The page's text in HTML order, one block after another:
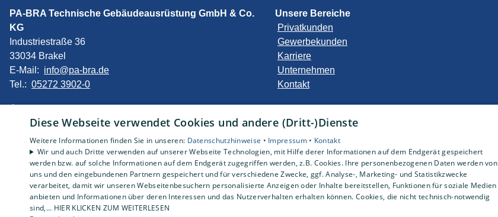
PA-BRA Technische Gebäudeausrüstung GmbH & Co.
KG
Industriestraße 36
33034 Brakel
E-Mail: info@pa-bra.de
Tel.: 05272 3902-0
Impressum
Datenschutzerklärung
AGB
Barrierefreiheitserklärung
Unsere Bereiche
Privatkunden
Gewerbekunden
Karriere
Unternehmen
Kontakt
Diese Webseite verwendet Cookies und andere (Dritt-)Dienste
Weitere Informationen finden Sie in unseren: Datenschutzhinweise • Impressum • Kontakt
Wir und auch Dritte verwenden auf unserer Webseite Technologien, mit Hilfe derer Informationen auf dem Endgerät gespeichert
werden bzw. auf solche Informationen auf dem Endgerät zugegriffen werden, z.B. Cookies. Ihre personenbezogenen Daten werden von
uns und den eingebundenen Partnern gespeichert und für verschiedene Zwecke, ggf. Analyse-, Marketing- und Statistikzwecke
verarbeitet, damit wir unseren Webseitenbesuchern personalisierte Anzeigen oder Inhalte bereitstellen, Funktionen für soziale Medien
anbieten und Informationen über deren Interessen und das Nutzerverhalten erhalten können. Cookies, die nicht technisch-notwendig
sind,... HIER KLICKEN ZUM WEITERLESEN